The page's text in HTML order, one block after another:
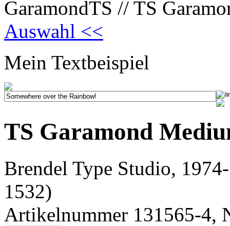
GaramondTS // TS
Auswahl <<
Mein Textbeispiel
TS Garamond
Brendel Type Studio,
1532)
Artikelnummer 131565-4,